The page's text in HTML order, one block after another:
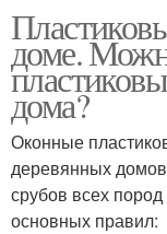
доме.
дома?
Оконные
деревянных
срубов всех
основных правил: